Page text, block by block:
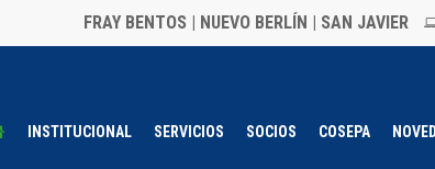
FRAY BENTOS | NUEVO BERLÍN | SAN JAVIER
INSTITUCIONAL SERVICIOS SOCIOS COSEPA